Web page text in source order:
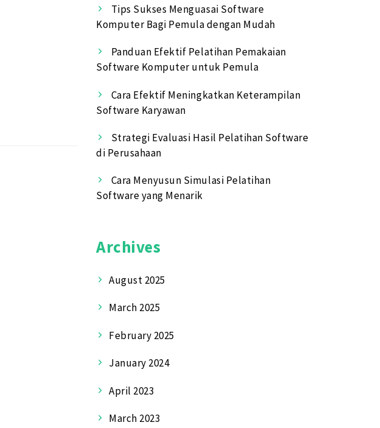
Tips Sukses Menguasai Software
Komputer Bagi Pemula dengan Mudah
Panduan Efektif Pelatihan Pemakaian
Software Komputer untuk Pemula
Cara Efektif Meningkatkan Keterampilan
Software Karyawan
Strategi Evaluasi Hasil Pelatihan Software
di Perusahaan
Cara Menyusun Simulasi Pelatihan
Software yang Menarik
Archives
August 2025
March 2025
February 2025
January 2024
April 2023
March 2023